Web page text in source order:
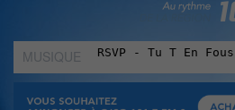
MUSIQUE
: